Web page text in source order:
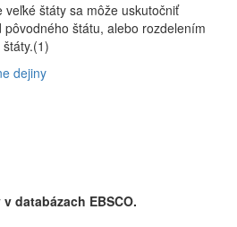
štáty sa môže uskutočniť
štátu, alebo rozdelením
dejiny
databázach EBSCO.